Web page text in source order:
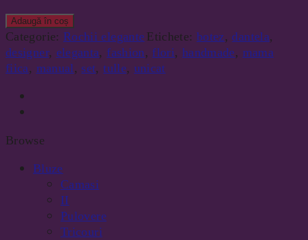
Adaugă în coș
Categorie: Rochii elegante Etichete: botez, dantela,
designer, eleganta, fashion, flori, handmade, mama
fiica, manual, set,tulle, unicat
Browse
Bluze
Camasi
II
Pulovere
Tricouri